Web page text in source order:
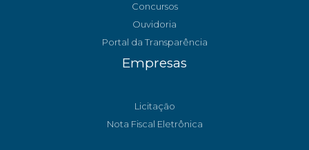
Concursos
Ouvidoria
Portal da Transparência
Empresas
Licitação
Nota Fiscal Eletrônica